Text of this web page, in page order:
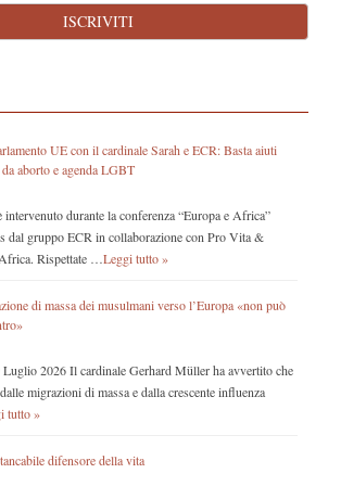
UE con il cardinale Sarah e ECR: Basta aiuti
aborto e agenda LGBT
durante la conferenza “Europa e Africa”
dal gruppo ECR in collaborazione con Pro Vita &
Rispettate …Leggi tutto »
di massa dei musulmani verso l’Europa «non può
2026 Il cardinale Gerhard Müller ha avvertito che
migrazioni di massa e dalla crescente influenza
tutto »
difensore della vita